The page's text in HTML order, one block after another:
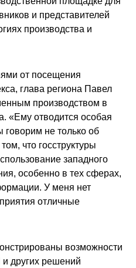
и представителей
производства и
от посещения
глава региона Павел
производством в
«Ему отводится особая
говорим не только об
что госструктуры
западного
особенно в тех сферах,
У меня нет
отличные
возможности
и других решений